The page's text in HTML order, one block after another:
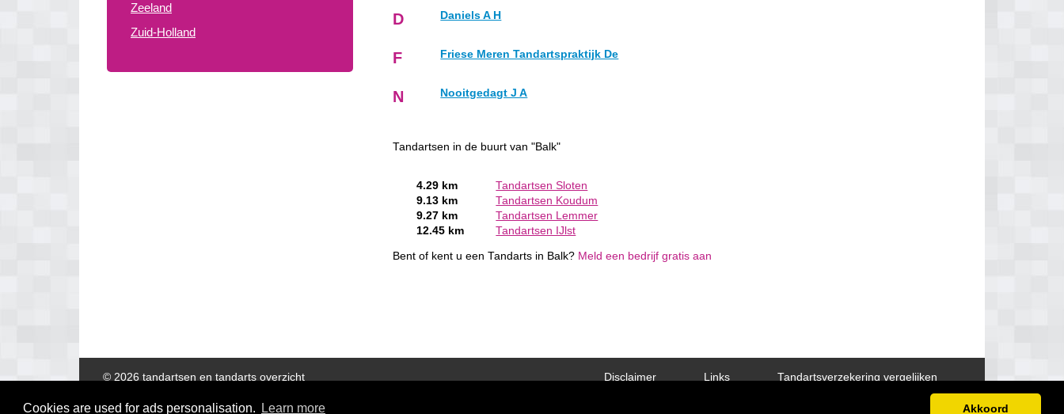
Cookies are used for ads personalisation. Learn more Akkoord
Zeeland
Zuid-Holland
D Daniels A H
F Friese Meren Tandartspraktijk De
N Nooitgedagt J A
Tandartsen in de buurt van "Balk"
4.29 km
Tandartsen Sloten
9.13 km
Tandartsen Koudum
9.27 km
Tandartsen Lemmer
12.45 km
Tandartsen IJlst
Bent of kent u een Tandarts in Balk? Meld een bedrijf gratis aan
Tandartsverzekering vergelijken
Links
Disclaimer
© 2026 tandartsen en tandarts overzicht